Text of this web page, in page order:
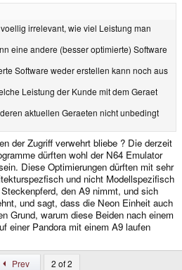
irrelevant, wie viel Leistung man
eine andere (besser optimierte) Software
Software weder erstellen kann noch aus
Leistung der Kunde mit dem Geraet
aktuellen Geraeten nicht unbedingt
der Zugriff verwehrt bliebe ? Die derzeit
dürften wohl der N64 Emulator
Diese Optimierungen dürften mit sehr
und nicht Modellspezifisch
den A9 nimmt, und sich
und sagt, dass die Neon Einheit auch
Grund, warum diese Beiden nach einem
einer Pandora mit einem A9 laufen
Prev 2 of 2